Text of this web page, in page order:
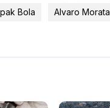
Bola Alvaro Morata